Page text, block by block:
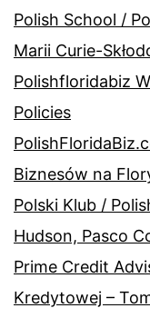
Polish School /
Marii Curie-
Polishfloridabiz
Policies
Biznesów na
Polski Klub /
Hudson, Pasco
Prime Credit
Kredytowej –